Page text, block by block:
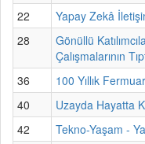
22
Yapay Zekâ
28
Gönüllü
Çalışmalarının
36
100 Yıllık
40
Uzayda Hayatta
42
Tekno-Yaşam -